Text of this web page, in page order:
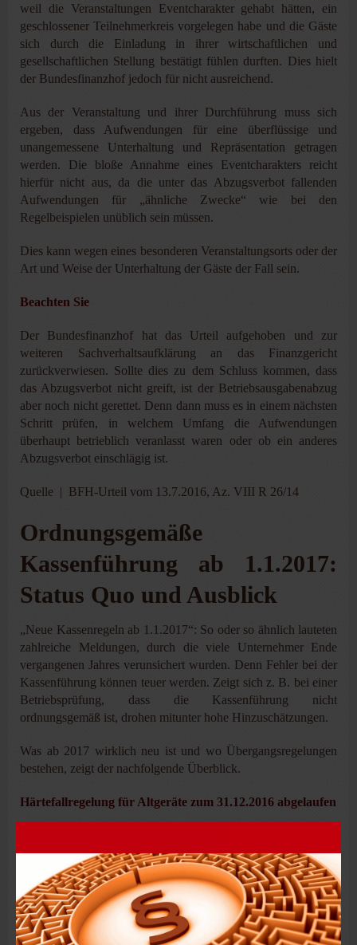
weil die Veranstaltungen Eventcharakter gehabt hätten, ein
geschlossener Teilnehmerkreis vorgelegen habe und die Gäste
sich durch die Einladung in ihrer wirtschaftlichen und
gesellschaftlichen Stellung bestätigt fühlen durften. Dies hielt
der Bundesfinanzhof jedoch für nicht ausreichend.
Aus der Veranstaltung und ihrer Durchführung muss sich
ergeben, dass Aufwendungen für eine überflüssige und
unangemessene Unterhaltung und Repräsentation getragen
werden. Die bloße Annahme eines Eventcharakters reicht
hierfür nicht aus, da die unter das Abzugsverbot fallenden
Aufwendungen für „ähnliche Zwecke“ wie bei den
Regelbeispielen unüblich sein müssen.
Dies kann wegen eines besonderen Veranstaltungsorts oder der
Art und Weise der Unterhaltung der Gäste der Fall sein.
Beachten Sie
Der Bundesfinanzhof hat das Urteil aufgehoben und zur
weiteren Sachverhaltsaufklärung an das Finanzgericht
zurückverwiesen. Sollte dies zu dem Schluss kommen, dass
das Abzugsverbot nicht greift, ist der Betriebsausgabenabzug
aber noch nicht gerettet. Denn dann muss es in einem nächsten
Schritt prüfen, in welchem Umfang die Aufwendungen
überhaupt betrieblich veranlasst waren oder ob ein anderes
Abzugsverbot einschlägig ist.
Quelle | BFH-Urteil vom 13.7.2016, Az. VIII R 26/14
Ordnungsgemäße
Kassenführung ab 1.1.2017:
Status Quo und Ausblick
„Neue Kassenregeln ab 1.1.2017“: So oder so ähnlich lauteten
zahlreiche Meldungen, durch die viele Unternehmer Ende
vergangenen Jahres verunsichert wurden. Denn Fehler bei der
Kassenführung können teuer werden. Zeigt sich z. B. bei einer
Betriebsprüfung, dass die Kassenführung nicht
ordnungsgemäß ist, drohen mitunter hohe Hinzuschätzungen.
Was ab 2017 wirklich neu ist und wo Übergangsregelungen
bestehen, zeigt der nachfolgende Überblick.
Härtefallregelung für Altgeräte zum 31.12.2016 abgelaufen
Einzelaufzeichnungspflicht. In einem Schreiben aus 2010
(auch als 2. Kassenrichtlinie bezeichnet) sieht das
Bundesfinanzministerium jedoch für EDV-Registrierkassen
ohne Einzelaufzeichnung und ohne Datenexportmöglichkeit
Erleichterungen vor, wenn diese nicht mit
Softwareanpassungen und Speichererweiterungen aufgerüstet